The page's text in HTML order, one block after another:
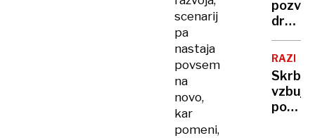
scenarij
pa
nastaja
povsem
na
novo,
kar
pomeni,
79
dnevno
pozval
države
k
iz
WHO:
je
Skrb